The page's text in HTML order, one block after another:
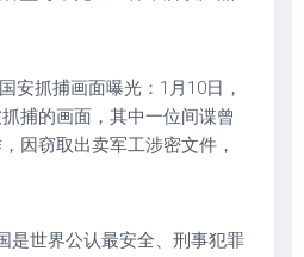
安抓捕画面曝光：1月10日，
捕的画面，其中一位间谍曾
因窃取出卖军工涉密文件，
是世界公认最安全、刑事犯罪